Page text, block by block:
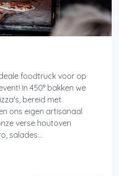
foodtruck voor op
In 450° bakken we
bereid met
ons eigen artisanaal
verse houtoven
salades...